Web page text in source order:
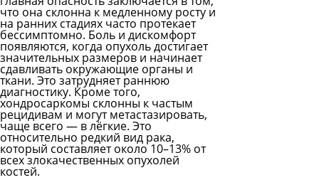
что она склонна к медленному росту и
на ранних стадиях часто протекает
бессимптомно. Боль и дискомфорт
появляются, когда опухоль достигает
значительных размеров и начинает
сдавливать окружающие органы и
ткани. Это затрудняет раннюю
диагностику. Кроме того,
хондросаркомы склонны к частым
рецидивам и могут метастазировать,
чаще всего — в лёгкие. Это
относительно редкий вид рака,
который составляет около 10–13% от
всех злокачественных опухолей
костей.